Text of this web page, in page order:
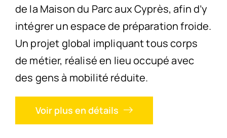
de la Maison du Parc aux Cyprès, afin d’y
intégrer un espace de préparation froide.
Un projet global impliquant tous corps
de métier, réalisé en lieu occupé avec
des gens à mobilité réduite.
Voir plus en détails